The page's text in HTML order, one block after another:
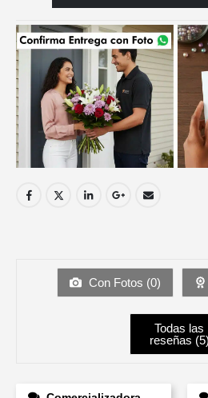
Con Fotos (0)
Todas las
reseñas (5)